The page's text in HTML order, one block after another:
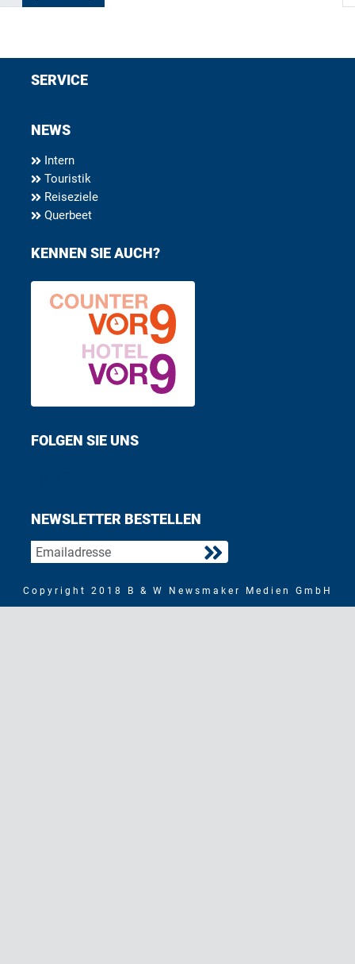
SERVICE
NEWS
Intern
Touristik
Reiseziele
Querbeet
KENNEN SIE AUCH?
FOLGEN SIE UNS
NEWSLETTER BESTELLEN
Copyright 2018 B & W Newsmaker Medien GmbH